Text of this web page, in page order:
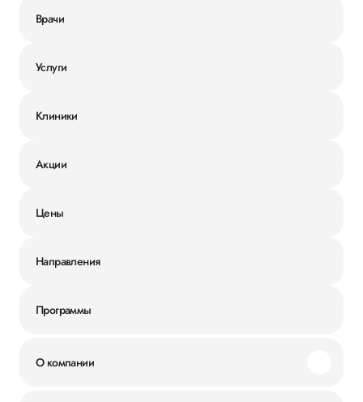
Врачи
Услуги
Клиники
Акции
Цены
Направления
Программы
О компании